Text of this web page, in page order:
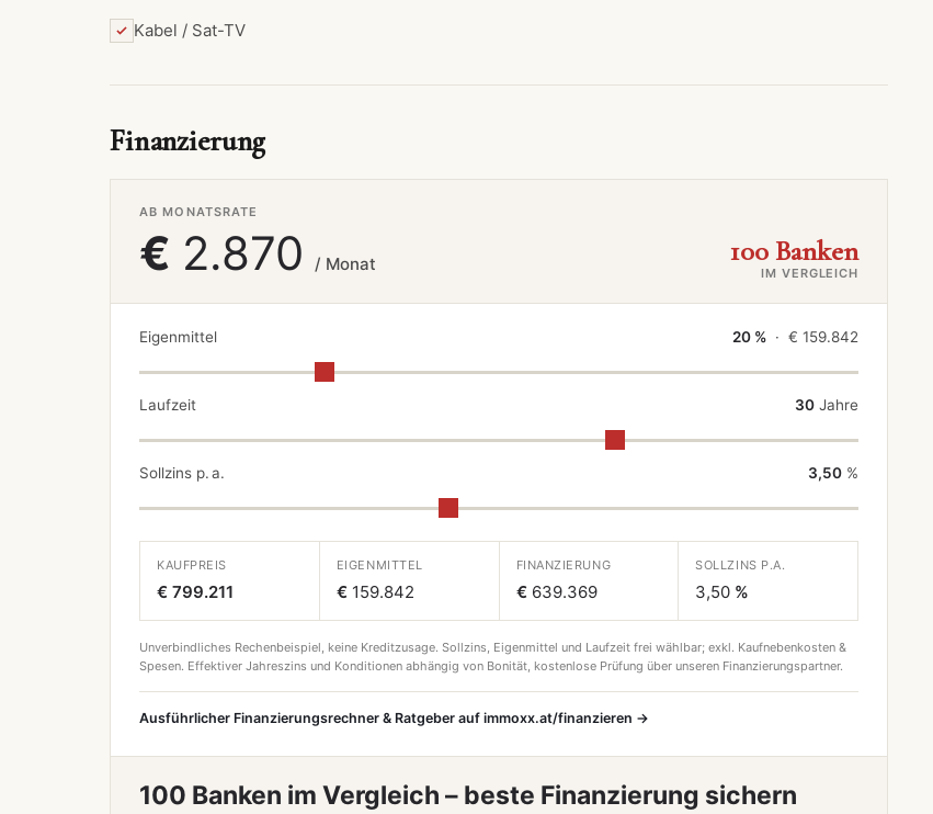
Kabel / Sat-TV
Finanzierung
AB MONATSRATE
€ 2.870 / Monat 100 Banken
IM VERGLEICH
Eigenmittel 20 % · € 159.842
Laufzeit 30 Jahre
Sollzins p. a. 3,50 %
KAUFPREIS
€ 799.211
EIGENMITTEL
€ 159.842
FINANZIERUNG
€ 639.369
SOLLZINS P.A.
3,50 %
Unverbindliches Rechenbeispiel, keine Kreditzusage. Sollzins, Eigenmittel und Laufzeit frei wählbar; exkl. Kaufnebenkosten &
Spesen. Effektiver Jahreszins und Konditionen abhängig von Bonität, kostenlose Prüfung über unseren Finanzierungspartner.
Ausführlicher Finanzierungsrechner & Ratgeber auf immoxx.at/finanzieren →
100 Banken im Vergleich – beste Finanzierung sichern